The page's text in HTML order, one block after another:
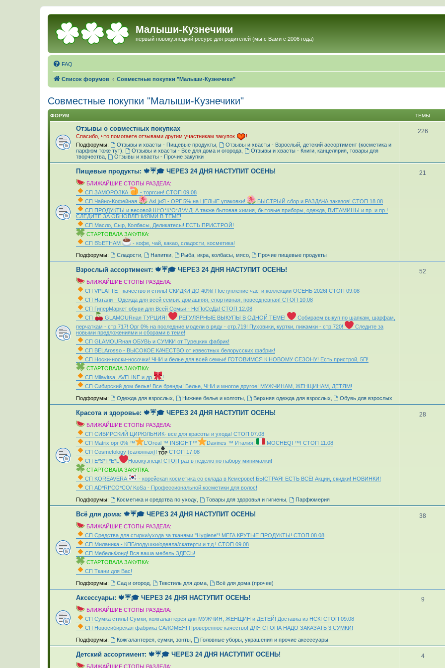
Малыши-Кузнечики
первый новокузнецкий ресурс для родителей (мы с Вами с 2006 года)
FAQ
Список форумов Совместные покупки "Малыши-Кузнечики"
Совместные покупки "Малыши-Кузнечики"
ФОРУМ ТЕМЫ
Отзывы о совместных покупках
Спасибо, что помогаете отзывами другим участникам закупок
!
Подфорумы:
Отзывы и хвасты - Пищевые продукты,
Отзывы и хвасты - Взрослый, детский ассортимент (косметика и
парфюм тоже тут)
Отзывы и хвасты - Все для дома и огорода,
Отзывы и хвасты - Книги, канцелярия, товары для
творчества
Отзывы и хвасты - Прочие закупки
226
Пищевые продукты: 🍁☔🎓 ЧЕРЕЗ 24 ДНЯ НАСТУПИТ ОСЕНЬ!
БЛИЖАЙШИЕ СТОПЫ РАЗДЕЛА:
СП ЗАМОРОЗКА
- торгсин! СТОП 09.08
СП Чайно-Кофейная
АкЦиЯ - ОРГ 5% на ЦЕЛЫЕ упаковки!
БЫСТРЫЙ сбор и РАЗДАЧА заказов! СТОП 18.08
СП ПРОДУКТЫ и весовой Ш*О*К*О*Л*А*Д! А также бытовая химия, бытовые приборы, одежда, ВИТАМИНЫ и пр. и пр.!
СЛЕДИТЕ ЗА ОБНОВЛЕНИЯМИ В ТЕМЕ!
СП Масло, Сыр, Колбасы, Деликатесы! ЕСТЬ ПРИСТРОЙ!
СТАРТОВАЛА ЗАКУПКА:
СП ВЪЕТНАМ
- кофе, чай, какао, сладости, косметика!
Подфорумы: Сладости, Напитки, Рыба, икра, колбасы, мясо, Прочие пищевые продукты
21
Взрослый ассортимент: 🍁☔🎓 ЧЕРЕЗ 24 ДНЯ НАСТУПИТ ОСЕНЬ!
БЛИЖАЙШИЕ СТОПЫ РАЗДЕЛА:
СП VI*LATTE - качество и стиль! СКИДКИ ДО 40%! Поступление части коллекции ОСЕНЬ 2026! СТОП 09.08
СП Натали - Одежда для всей семьи: домашняя, спортивная, повседневная! СТОП 10.08
СП ГиперМаркет обуви для Всей Семьи - НеПоСеДа! СТОП 12.08
СП
GLAMOURная ТУРЦИЯ! РЕГУЛЯРНЫЕ ВЫКУПЫ В ОДНОЙ ТЕМЕ!
Собираем выкуп по шапкам, шарфам,
перчаткам - стр.717! Орг 0% на последние модели в ряду - стр.719! Пуховики, куртки, пижамки - стр.720!
Следите за
новыми предложениями и сборами в теме!
СП GLAMOURная ОБУВЬ и СУМКИ от Турецких фабрик!
СП ВЕLАrosso - ВЫСОКОЕ КАЧЕСТВО от известных белорусских фабрик!
СП Носки-носки-носочки! ЧНИ и белье для всей семьи! ГОТОВИМСЯ К НОВОМУ СЕЗОНУ! Есть пристрой, 5П!
СТАРТОВАЛА ЗАКУПКА:
СП Мilavitsа, AVELINE и др.
!
СП Сибирский дом белья! Все бренды! Белье, ЧНИ и многое другое! МУЖЧИНАМ, ЖЕНЩИНАМ, ДЕТЯМ!
Подфорумы: Одежда для взрослых Нижнее белье и колготы, Верхняя одежда для взрослых Обувь для взрослых
52
Красота и здоровье: 🍁☔🎓 ЧЕРЕЗ 24 ДНЯ НАСТУПИТ ОСЕНЬ!
БЛИЖАЙШИЕ СТОПЫ РАЗДЕЛА:
СП СИБИРСКИЙ ЦИРЮЛЬНИК- все для красоты и ухода! СТОП 07.08
СП Matrix орг 0% ™
L'Oreal ™ INSIGHT™ Davines ™ Италия!
MOCHEQI ™! СТОП 11.08
СП Cosmetology (салонная)!
СТОП 17.08
СП Е*S*T*Е*L
Новокузнецк! СТОП раз в неделю по набору минималки!
СТАРТОВАЛА ЗАКУПКА:
СП KOREAVERA
- корейская косметика со склада в Кемерове! БЫСТРАЯ! ЕСТЬ ВСЁ! Акции, скидки! НОВИНКИ!
СП AD*RI*CO*CO/ KoSa - Профессиональной косметики для волос!
Подфорумы: Косметика и средства по уходу, Товары для здоровья и гигиены, Парфюмерия
28
Всё для дома: 🍁☔🎓 ЧЕРЕЗ 24 ДНЯ НАСТУПИТ ОСЕНЬ!
БЛИЖАЙШИЕ СТОПЫ РАЗДЕЛА:
СП Средства для стирки/ухода за тканями "Hygiene"! МЕГА КРУТЫЕ ПРОДУКТЫ! СТОП 08.08
СП Миланика - КПБ/подушки/одеяла/скатерти и т.д.! СТОП 09.08
СП МебельФонд! Вся ваша мебель ЗДЕСЬ!
СТАРТОВАЛА ЗАКУПКА:
СП Ткани для Вас!
Подфорумы: Сад и огород, Текстиль для дома, Всё для дома (прочее)
38
Аксессуары: 🍁☔🎓 ЧЕРЕЗ 24 ДНЯ НАСТУПИТ ОСЕНЬ!
БЛИЖАЙШИЕ СТОПЫ РАЗДЕЛА:
СП Сумка стиль! Сумки, кожгалантерея для МУЖЧИН, ЖЕНЩИН и ДЕТЕЙ! Доставка из НСК! СТОП 09.08
СП Новосибирская фабрика CAЛOMEЯ! Проверенное качество! ДЛЯ СТОПА НАДО ЗАКАЗАТЬ 3 СУМКИ!
Подфорумы: Кожгалантерея, сумки, зонты, Головные уборы, украшения и прочие аксессуары
9
Детский ассортимент: 🍁☔🎓 ЧЕРЕЗ 24 ДНЯ НАСТУПИТ ОСЕНЬ!
БЛИЖАЙШИЕ СТОПЫ РАЗДЕЛА:
4